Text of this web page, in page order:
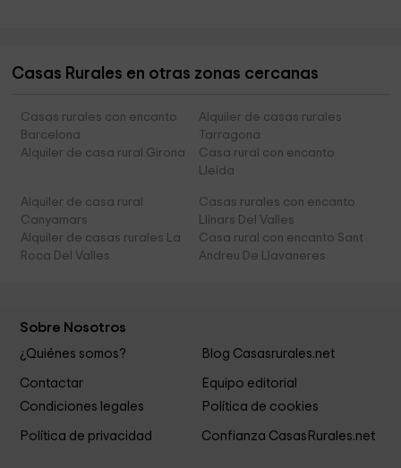
Casas Rurales en otras zonas cercanas
Casas rurales con encanto
Barcelona
Alquiler de casas rurales
Tarragona
Alquiler de casa rural Girona
Casa rural con encanto
Lleida
Alquiler de casa rural
Canyamars
Casas rurales con encanto
Llinars Del Valles
Alquiler de casas rurales La
Roca Del Valles
Casa rural con encanto Sant
Andreu De Llavaneres
Sobre Nosotros
¿Quiénes somos? Blog Casasrurales.net
Contactar
Equipo editorial
Condiciones legales
Política de cookies
Política de privacidad Confianza CasasRurales.net